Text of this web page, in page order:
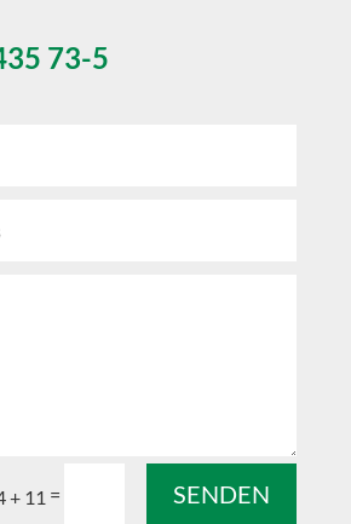
73-5
+ 11 = SENDEN